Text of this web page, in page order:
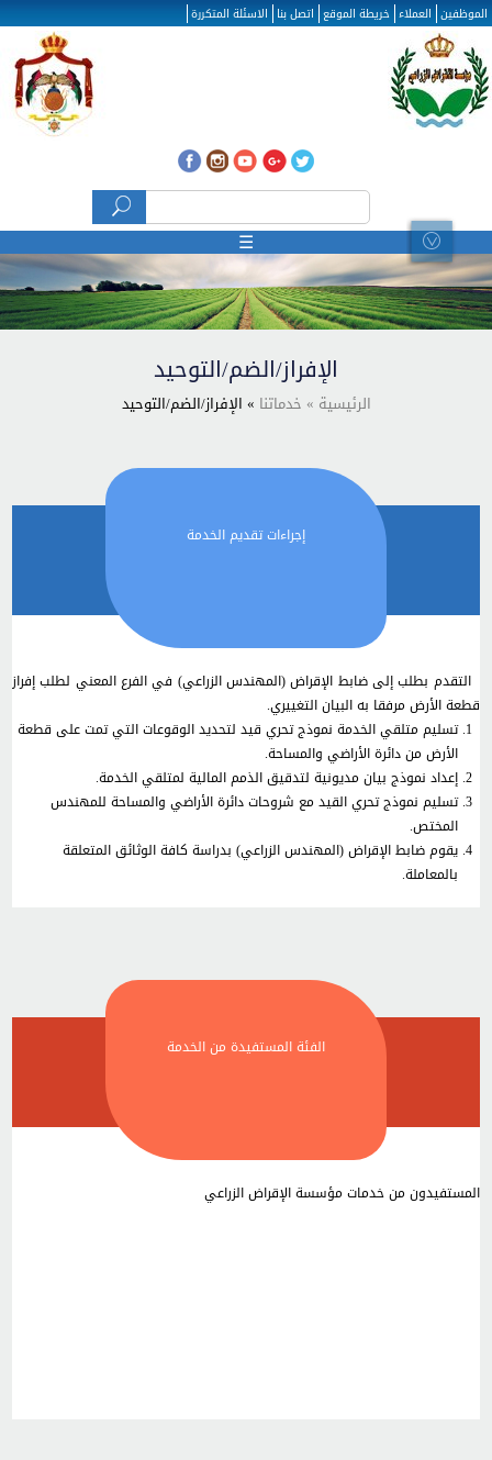
تجاوز إلى المحتوى الرئيسي
الموظفين العملاء خريطة الموقع اتصل بنا الاسئلة المتكررة
☰
الإفراز/الضم/التوحيد
الرئيسية » خدماتنا » الإفراز/الضم/التوحيد
إجراءات تقديم الخدمة
التقدم بطلب إلى ضابط الإقراض (المهندس الزراعي) في الفرع المعني لطلب إفراز
قطعة الأرض مرفقا به البيان التغييري.
تسليم متلقي الخدمة نموذج تحري قيد لتحديد الوقوعات التي تمت على قطعة
الأرض من دائرة الأراضي والمساحة.
إعداد نموذج بيان مديونية لتدقيق الذمم المالية لمتلقي الخدمة.
تسليم نموذج تحري القيد مع شروحات دائرة الأراضي والمساحة للمهندس
المختص.
يقوم ضابط الإقراض (المهندس الزراعي) بدراسة كافة الوثائق المتعلقة
بالمعاملة.
الفئة المستفيدة من الخدمة
المستفيدون من خدمات مؤسسة الإقراض الزراعي